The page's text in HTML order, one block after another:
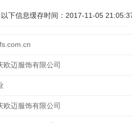
下信息缓存时间： 2017-11-05
欧迈服饰有限公司
欧迈服饰有限公司